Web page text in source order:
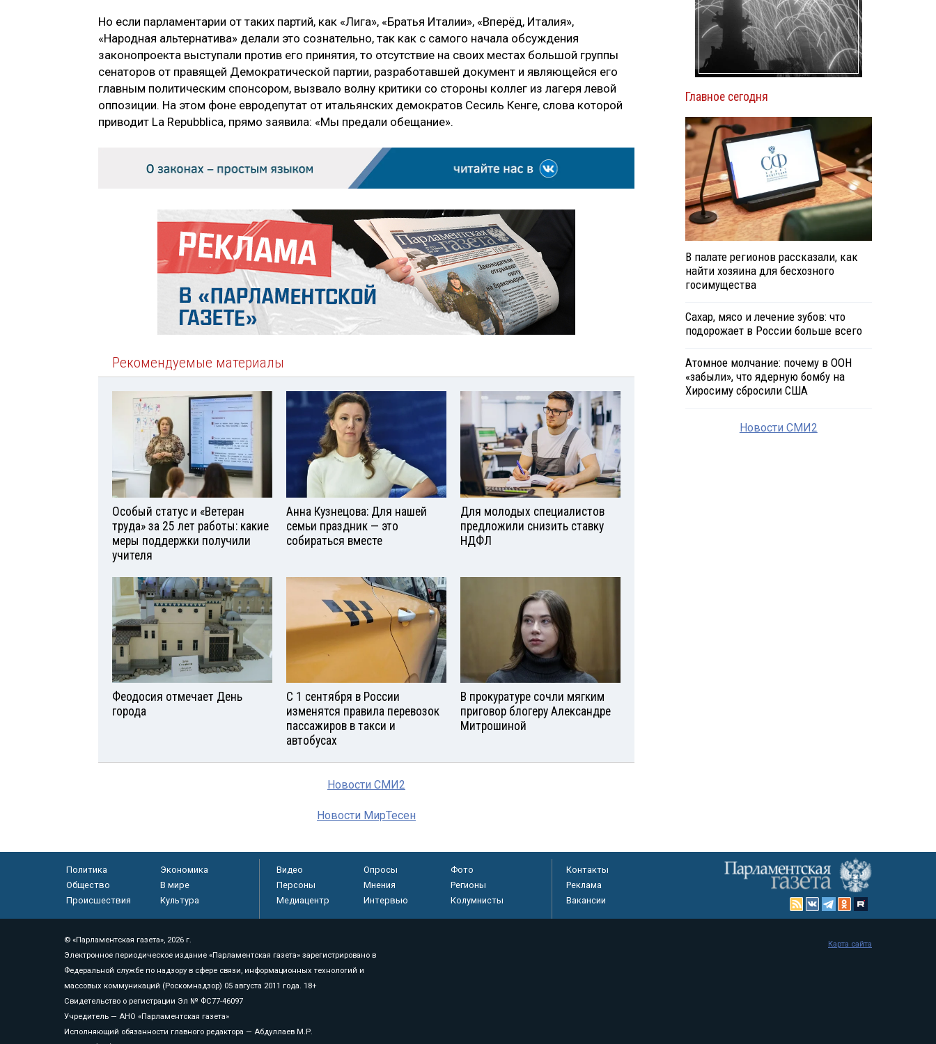
Но если парламентарии от таких партий, как «Лига», «Братья Италии», «Вперёд, Италия»,
«Народная альтернатива» делали это сознательно, так как с самого начала обсуждения
законопроекта выступали против его принятия, то отсутствие на своих местах большой группы
сенаторов от правящей Демократической партии, разработавшей документ и являющейся его
главным политическим спонсором, вызвало волну критики со стороны коллег из лагеря левой
оппозиции. На этом фоне евродепутат от итальянских демократов Сесиль Кенге, слова которой
приводит La Repubblica, прямо заявила: «Мы предали обещание».
Рекомендуемые материалы
Особый статус и «Ветеран
труда» за 25 лет работы: какие
меры поддержки получили
учителя
Анна Кузнецова: Для нашей
семьи праздник — это
собираться вместе
Для молодых специалистов
предложили снизить ставку
НДФЛ
Феодосия отмечает День
города
С 1 сентября в России
изменятся правила перевозок
пассажиров в такси и
автобусах
В прокуратуре сочли мягким
приговор блогеру Александре
Митрошиной
Новости СМИ2
Новости МирТесен
Главное сегодня
В палате регионов рассказали, как
найти хозяина для бесхозного
госимущества
Сахар, мясо и лечение зубов: что
подорожает в России больше всего
Атомное молчание: почему в ООН
«забыли», что ядерную бомбу на
Хиросиму сбросили США
Новости СМИ2
Политика
Экономика
Общество
В мире
Происшествия
Культура
Видео Опросы
Фото
Персоны
Мнения
Регионы
Медиацентр
Интервью Колумнисты
Контакты
Реклама
Вакансии
© «Парламентская газета», 2026 г.
Электронное периодическое издание «Парламентская газета» зарегистрировано в
Федеральной службе по надзору в сфере связи, информационных технологий и
массовых коммуникаций (Роскомнадзор) 05 августа 2011 года. 18+
Свидетельство о регистрации Эл № ФС77-46097
Учредитель — АНО «Парламентская газета»
Исполняющий обязанности главного редактора — Абдуллаев М.Р.
Карта сайта